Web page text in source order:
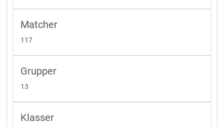
Matcher
117
Grupper
13
Klasser